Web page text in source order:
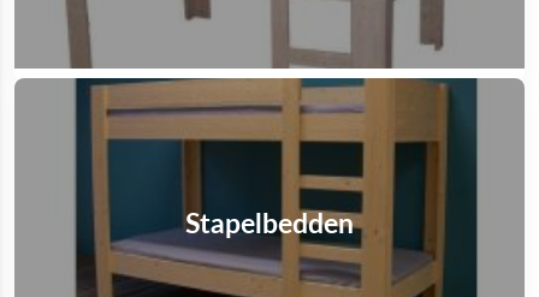
Stapelbedden